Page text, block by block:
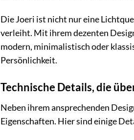
Die Joeri ist nicht nur eine
verleiht. Mit ihrem dezenten
modern, minimalistisch oder
Persönlichkeit.
Technische Details, die
Neben ihrem ansprechenden
Eigenschaften. Hier sind einige